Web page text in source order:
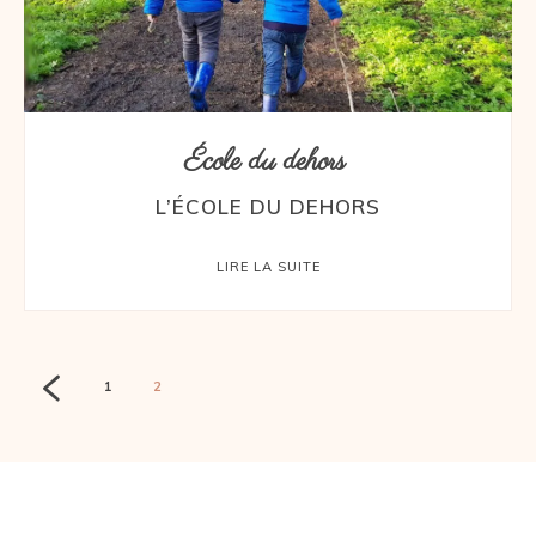
École du dehors
L’ÉCOLE DU DEHORS
LIRE LA SUITE
1 2